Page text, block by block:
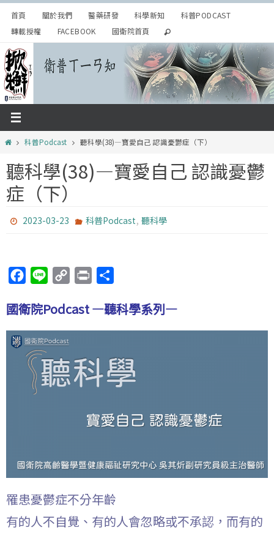
Skip
content
首頁 關於我們 醫藥研發 科學新知
科普PODCAST
轉載授權
FACEBOOK 國衛院首頁
Home科普Podcast 聽科學(38)—寶愛自己 認識憂鬱症（下）
聽科學(38)—寶愛自己 認識憂鬱
症（下）
2023-03-23 科普Podcast, 聽科學
c
e
b
o
n
e
p
y
n
i
n
國衛院Podcast —聽科學系列—
罹患憂鬱症不分年齡
有的人不自覺、有的人會忽略或不承認，而有的